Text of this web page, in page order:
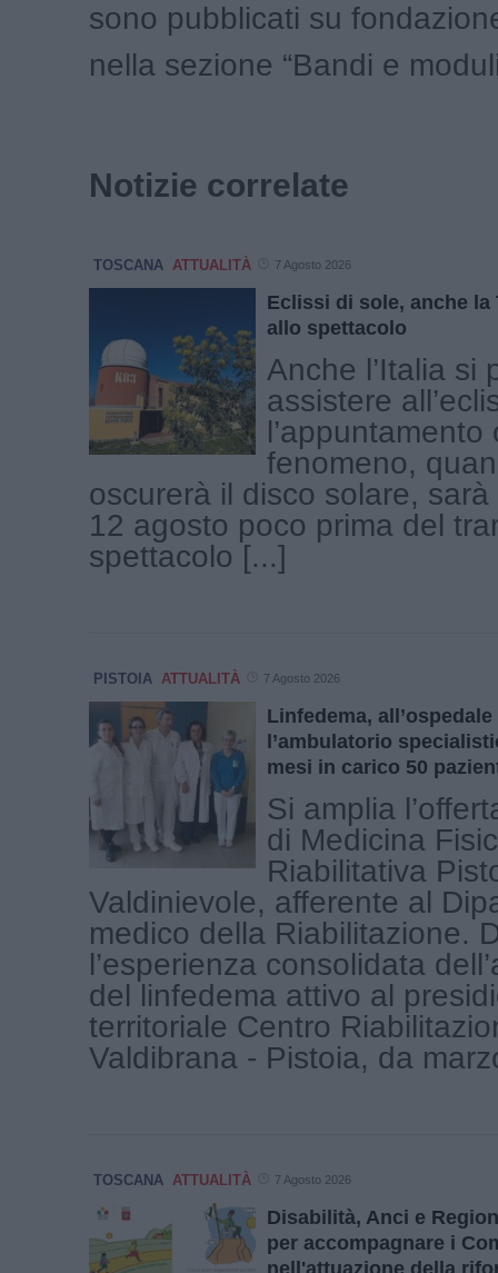
sono pubblicati su
nella sezione “Bandi e
Notizie correlate
TOSCANA ATTUALITÀ 7 Agosto 2026
Eclissi di sole, anche la
allo spettacolo
Anche l’Italia si
assistere
l’appuntamento
fenomeno,
oscurerà il disco solare,
12 agosto poco prima del
spettacolo [...]
PISTOIA ATTUALITÀ 7 Agosto 2026
Linfedema,
l’ambulatorio
mesi in carico 50
Si amplia
di Medicina
Riabilitativa
Valdinievole, afferente al
medico della Riabilitazione.
l’esperienza consolidata
del linfedema attivo al
territoriale Centro
Valdibrana - Pistoia, da
TOSCANA ATTUALITÀ 7 Agosto 2026
Disabilità, Anci e
per accompagnare i